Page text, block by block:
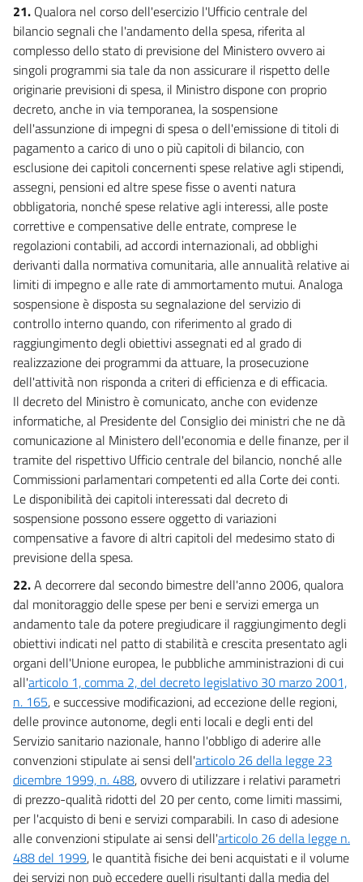
21. Qualora nel corso dell'esercizio l'Ufficio centrale del
bilancio segnali che l'andamento della spesa, riferita al
complesso dello stato di previsione del Ministero ovvero ai
singoli programmi sia tale da non assicurare il rispetto delle
originarie previsioni di spesa, il Ministro dispone con proprio
decreto, anche in via temporanea, la sospensione
dell'assunzione di impegni di spesa o dell'emissione di titoli di
pagamento a carico di uno o più capitoli di bilancio, con
esclusione dei capitoli concernenti spese relative agli stipendi,
assegni, pensioni ed altre spese fisse o aventi natura
obbligatoria, nonché spese relative agli interessi, alle poste
correttive e compensative delle entrate, comprese le
regolazioni contabili, ad accordi internazionali, ad obblighi
derivanti dalla normativa comunitaria, alle annualità relative ai
limiti di impegno e alle rate di ammortamento mutui. Analoga
sospensione è disposta su segnalazione del servizio di
controllo interno quando, con riferimento al grado di
raggiungimento degli obiettivi assegnati ed al grado di
realizzazione dei programmi da attuare, la prosecuzione
dell'attività non risponda a criteri di efficienza e di efficacia.
Il decreto del Ministro è comunicato, anche con evidenze
informatiche, al Presidente del Consiglio dei ministri che ne dà
comunicazione al Ministero dell'economia e delle finanze, per il
tramite del rispettivo Ufficio centrale del bilancio, nonché alle
Commissioni parlamentari competenti ed alla Corte dei conti.
Le disponibilità dei capitoli interessati dal decreto di
sospensione possono essere oggetto di variazioni
compensative a favore di altri capitoli del medesimo stato di
previsione della spesa.
22.A decorrere dal secondo bimestre dell'anno 2006, qualora
dal monitoraggio delle spese per beni e servizi emerga un
andamento tale da potere pregiudicare il raggiungimento degli
obiettivi indicati nel patto di stabilità e crescita presentato agli
organi dell'Unione europea, le pubbliche amministrazioni di cui
all'articolo 1, comma 2, del decreto legislativo 30 marzo 2001,
n. 165, e successive modificazioni, ad eccezione delle regioni,
delle province autonome, degli enti locali e degli enti del
Servizio sanitario nazionale, hanno l'obbligo di aderire alle
convenzioni stipulate ai sensi dell'articolo 26 della legge 23
dicembre 1999, n. 488, ovvero di utilizzare i relativi parametri
di prezzo-qualità ridotti del 20 per cento, come limiti massimi,
per l'acquisto di beni e servizi comparabili. In caso di adesione
alle convenzioni stipulate ai sensi dell'articolo 26 della legge n.
488 del 1999, le quantità fisiche dei beni acquistati e il volume
dei servizi non può eccedere quelli risultanti dalla media del